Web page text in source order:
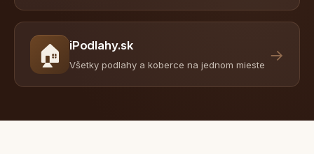
🏠 iPodlahy.sk
Všetky podlahy a koberce na jednom mieste
→